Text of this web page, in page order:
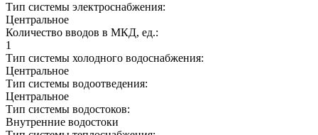
Тип системы электроснабжения:
Центральное
Количество вводов в МКД, ед.:
1
Тип системы холодного водоснабжения:
Центральное
Тип системы водоотведения:
Центральное
Тип системы водостоков:
Внутренние водостоки